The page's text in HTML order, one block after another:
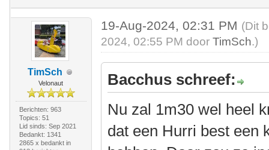
TimSch
Velonaut
Berichten: 963
Topics: 51
Lid sinds: Sep 2021
Bedankt: 1341
2865 x bedankt in
19-Aug-2024, 02:31 PM (Dit
2024, 02:55 PM doorTimSch.)
Bacchus schreef:
Nu zal 1m30 wel heel
dat een Hurri best een